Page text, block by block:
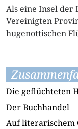
Als eine Insel der
Vereinigten
hugenottischen
Die geflüchteten
Der Buchhandel
Auf literarischem